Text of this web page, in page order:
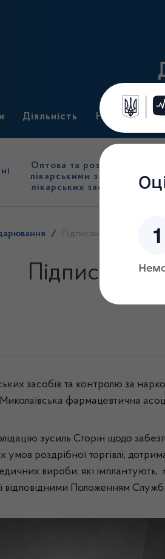
Діяльність Нормативні
Оптова та роздрібна
лікарськими засобами,
лікарських засобів (крім
/ Підписано меморандум
Підписано
засобів та контролю за
фармацевтична
зусиль Сторін щодо
умов роздрібної торгівлі,
вироби, які
відповідними Положенням